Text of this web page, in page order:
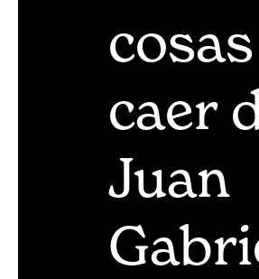
caer
Juan